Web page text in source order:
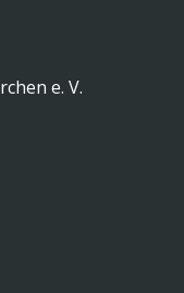
e. V.